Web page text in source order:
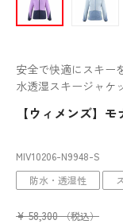
安全で快適にスキー
水透湿スキージャケ
【ウィメンズ】
MIV10206-N9948-S
防水・透湿性
¥ 58,300 （税込）